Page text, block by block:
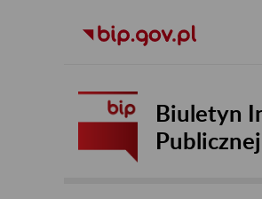
Biuletyn
Publicznej